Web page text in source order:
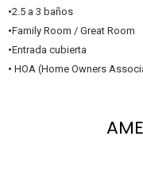
•2.5 a 3 baños
•Family Room / Great Room
•Entrada cubierta
• HOA (Home Owners